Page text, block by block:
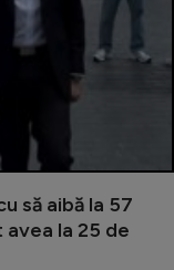
să aibă la 57
la 25 de